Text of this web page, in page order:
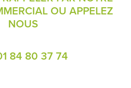
OU APPELEZ
NOUS
84 80 37 74